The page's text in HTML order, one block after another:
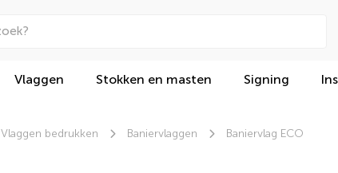
Vlaggen Stokken en masten Signing
Vlaggen bedrukken Baniervlaggen Baniervlag ECO